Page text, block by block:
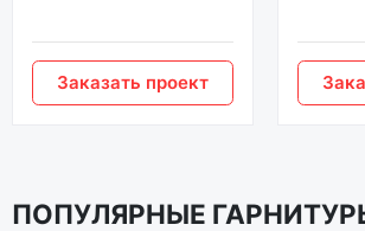
Заказать проект
ПОПУЛЯРНЫЕ